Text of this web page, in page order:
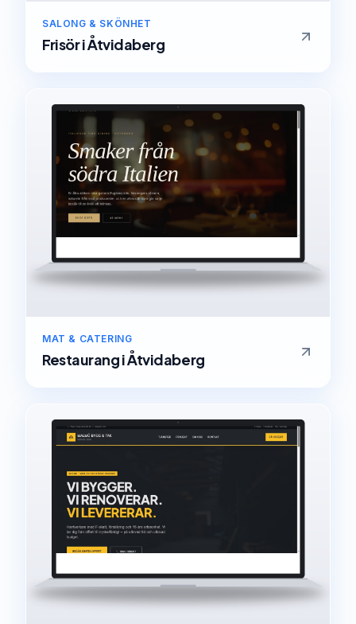
SALONG & SKÖNHET
FrisöriÅtvidaberg
MAT & CATERING
RestaurangiÅtvidaberg